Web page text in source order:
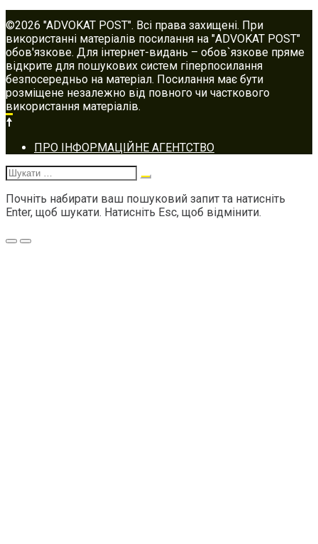
©2026 "ADVOKAT POST". Всі права захищені. При
використанні матеріалів посилання на "ADVOKAT POST"
обов'язкове. Для інтернет-видань – обов`язкове пряме
відкрите для пошукових систем гіперпосилання
безпосередньо на матеріал. Посилання має бути
розміщене незалежно від повного чи часткового
використання матеріалів.
Footer
navigation
ПРО ІНФОРМАЦІЙНЕ АГЕНТСТВО
Шукати:
Почніть набирати ваш пошуковий запит та натисніть
Enter, щоб шукати. Натисніть Esc, щоб відмінити.
Меню